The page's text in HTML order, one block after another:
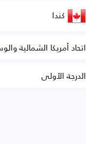
كندا
اتحاد أمريكا الشمالية
الدرجة الأولى